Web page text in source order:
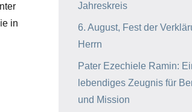
in
Jahreskreis
6. August, Fest der
Herrn
Pater Ezechiele Ramin:
lebendiges Zeugnis für
und Mission